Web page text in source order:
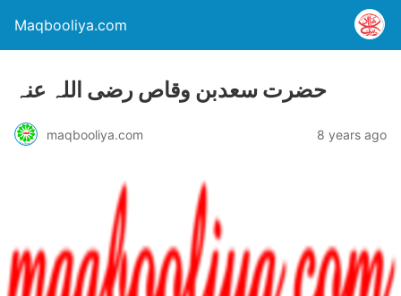
Maqbooliya.com
حضرت سعدبن وقاص رضی اللہ عنہ
maqbooliya.com 8 years ago